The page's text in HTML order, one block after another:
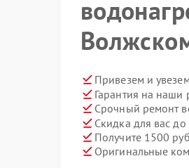
Привезем и
Гарантия на наши
Срочный ремонт
Скидка для вас до
Получите 1500
Оригинальные